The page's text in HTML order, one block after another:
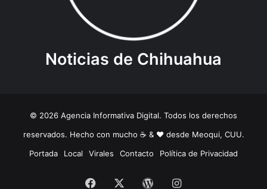
Noticias de Chihuahua
© 2026 Agencia Informativa Digital. Todos los derechos
reservados. Hecho con mucho ☕️ & ❤️ desde Meoqui, CUU.
Portada
Local Virales Contacto Política de Privacidad
Facebook WordPressInstagram